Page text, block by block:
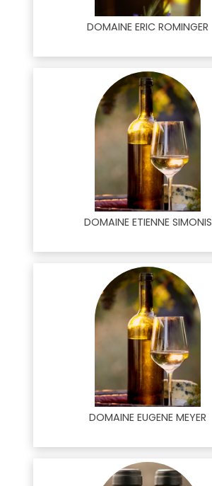
DOMAINE ERIC ROMINGER
DOMAINE ETIENNE SIMONIS
DOMAINE EUGENE MEYER